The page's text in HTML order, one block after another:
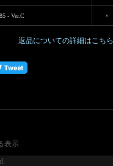
- Ver.C ×
返品についての詳細はこちら
表示